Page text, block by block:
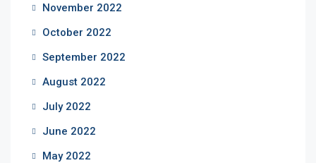
November 2022
October 2022
September 2022
August 2022
July 2022
June 2022
May 2022